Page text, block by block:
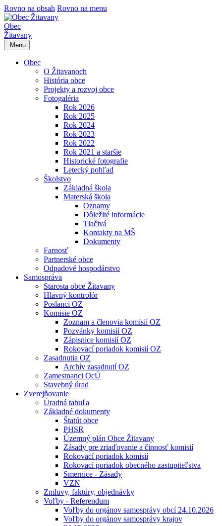
Rovno na obsah Rovno na menu
Obec
Žitavany
Menu
Obec
O Žitavanoch
História obce
Projekty a rozvoj obce
Fotogaléria
Rok 2026
Rok 2025
Rok 2024
Rok 2023
Rok 2022
Rok 2021 a staršie
Historické fotografie
Letecký pohľad
Školstvo
Základná škola
Materská škola
Oznamy
Dôležité informácie
Tlačivá
Kontakty na MŠ
Dokumenty
Farnosť
Partnerské obce
Odpadové hospodárstvo
Samospráva
Starosta obce Žitavany
Hlavný kontrolór
Poslanci OZ
Komisie OZ
Zoznam a členovia komisií OZ
Pozvánky komisií OZ
Zápisnice komisií OZ
Rokovací poriadok komisií OZ
Zasadnutia OZ
Archív zasadnutí OZ
Zamestnanci OcÚ
Stavebný úrad
Zverejňovanie
Úradná tabuľa
Základné dokumenty
Štatút obce
PHSR
Územný plán Obce Žitavany
Zásady pre zriaďovanie a činnosť komisií
Rokovací poriadok komisií
Rokovací poriadok obecného zastupiteľstva
Smernice - Zásady
VZN
Zmluvy, faktúry, objednávky
Voľby - Referendum
Voľby do orgánov samosprávy obcí 24.10.2026
Voľby do orgánov samosprávy krajov